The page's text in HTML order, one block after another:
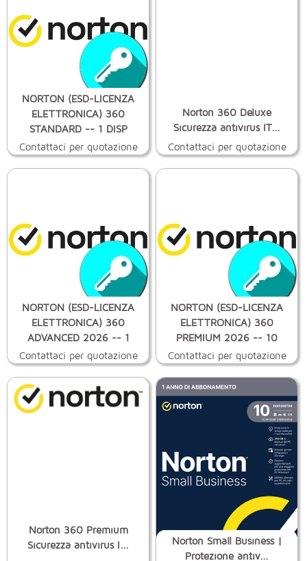
NORTON (ESD-LICENZA
ELETTRONICA) 360
STANDARD -- 1 DISP
Contattaci per quotazione
Norton 360 Deluxe
Sicurezza antivirus IT...
Contattaci per quotazione
NORTON (ESD-LICENZA
ELETTRONICA) 360
ADVANCED 2026 -- 1
Contattaci per quotazione
NORTON (ESD-LICENZA
ELETTRONICA) 360
PREMIUM 2026 -- 10
Contattaci per quotazione
Norton 360 Premium
Sicurezza antivirus I...
Norton Small Business |
Protezione antiv...